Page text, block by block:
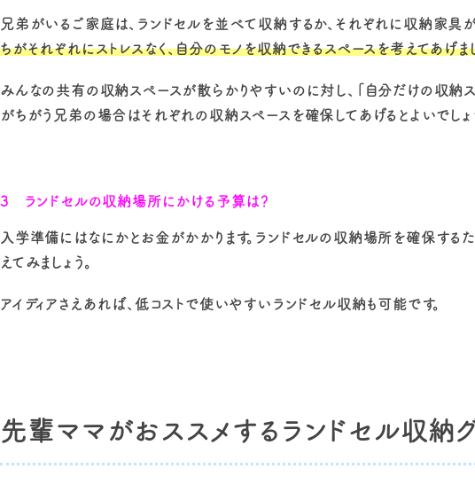
兄弟がいるご家庭は、ランドセルを並べて収納するか、それぞれに収納家具
ちがそれぞれにストレスなく、自分のモノを収納できるスペースを考えてあげまし
みんなの共有の収納スペースが散らかりやすいのに対し、「自分だけの収納ス
がちがう兄弟の場合はそれぞれの収納スペースを確保してあげるとよいでしょ
3 ランドセルの収納場所にかける予算は？
入学準備にはなにかとお金がかかります。ランドセルの収納場所を確保する
えてみましょう。
アイディアさえあれば、低コストで使いやすいランドセル収納も可能です。
先輩ママがおススメするランドセル収納